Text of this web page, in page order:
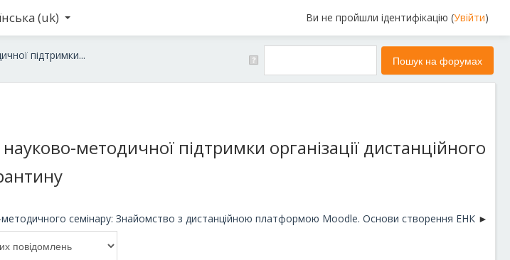
Ви не пройшли ідентифікацію (Увійти)
‎(uk)‎
підтримки...
методичної підтримки організації дистанційного
семінару: Знайомство з дистанційною платформою Moodle. Основи створення ЕНК